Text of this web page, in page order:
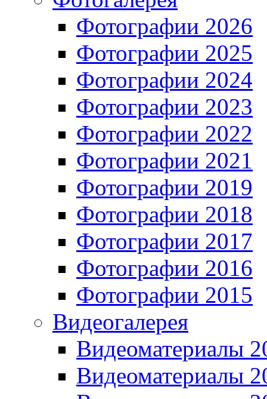
Фотографии 2026
Фотографии 2025
Фотографии 2024
Фотографии 2023
Фотографии 2022
Фотографии 2021
Фотографии 2019
Фотографии 2018
Фотографии 2017
Фотографии 2016
Фотографии 2015
Видеогалерея
Видеоматериалы
Видеоматериалы